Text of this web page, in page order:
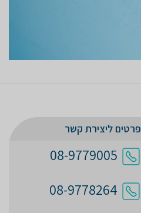
פרטים ליצירת קשר
08-9779005
08-9778264